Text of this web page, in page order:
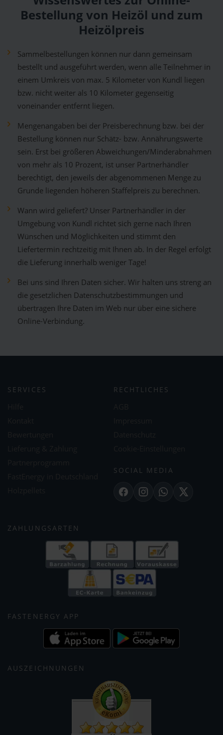
Bestellung von Heizöl und zum
Heizölpreis
Sammelbestellungen können nur dann gemeinsam
bestellt und ausgeführt werden, wenn alle Teilnehmer in
einem Umkreis von max. 5 Kilometer von Kundl liegen
bzw. nicht weiter als 10 Kilometer gegenseitig
voneinander entfernt liegen.
Mengenangaben bei der Preisberechnung bzw. bei der
Bestellung können nur Schätz- bzw. Annährungswerte
sein. Erst bei größeren Abweichungen/Minderabnahmen
von mehr als 10 Prozent, ist unser Partnerhändler
berechtigt, den jeweils der abgenommenen Menge zu
Grunde liegenden höheren Staffelpreis zu berechnen.
Wann wird geliefert? Unser Partnerhändler in der
Umgebung von Kundl richtet sich gerne nach Ihren
Wünschen und Möglichkeiten und stimmt den
Liefertermin rechtzeitig mit Ihnen ab. In der Regel erfolgt
die Lieferung innerhalb weniger Tage!
Bei uns sind Ihren Daten sicher. Wir halten uns streng an
die gesetzlichen Datenschutzbestimmungen und
übertragen Ihre Daten im Web nur über eine sichere
Online-Verbindung.
SERVICES RECHTLICHES
SOCIAL MEDIA
FacebookInstagramWhatsApp
X
ZAHLUNGSARTEN
FASTENERGY APP
AUSZEICHNUNGEN